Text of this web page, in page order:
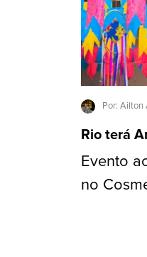
Por: Ailton
Rio terá
Evento
no